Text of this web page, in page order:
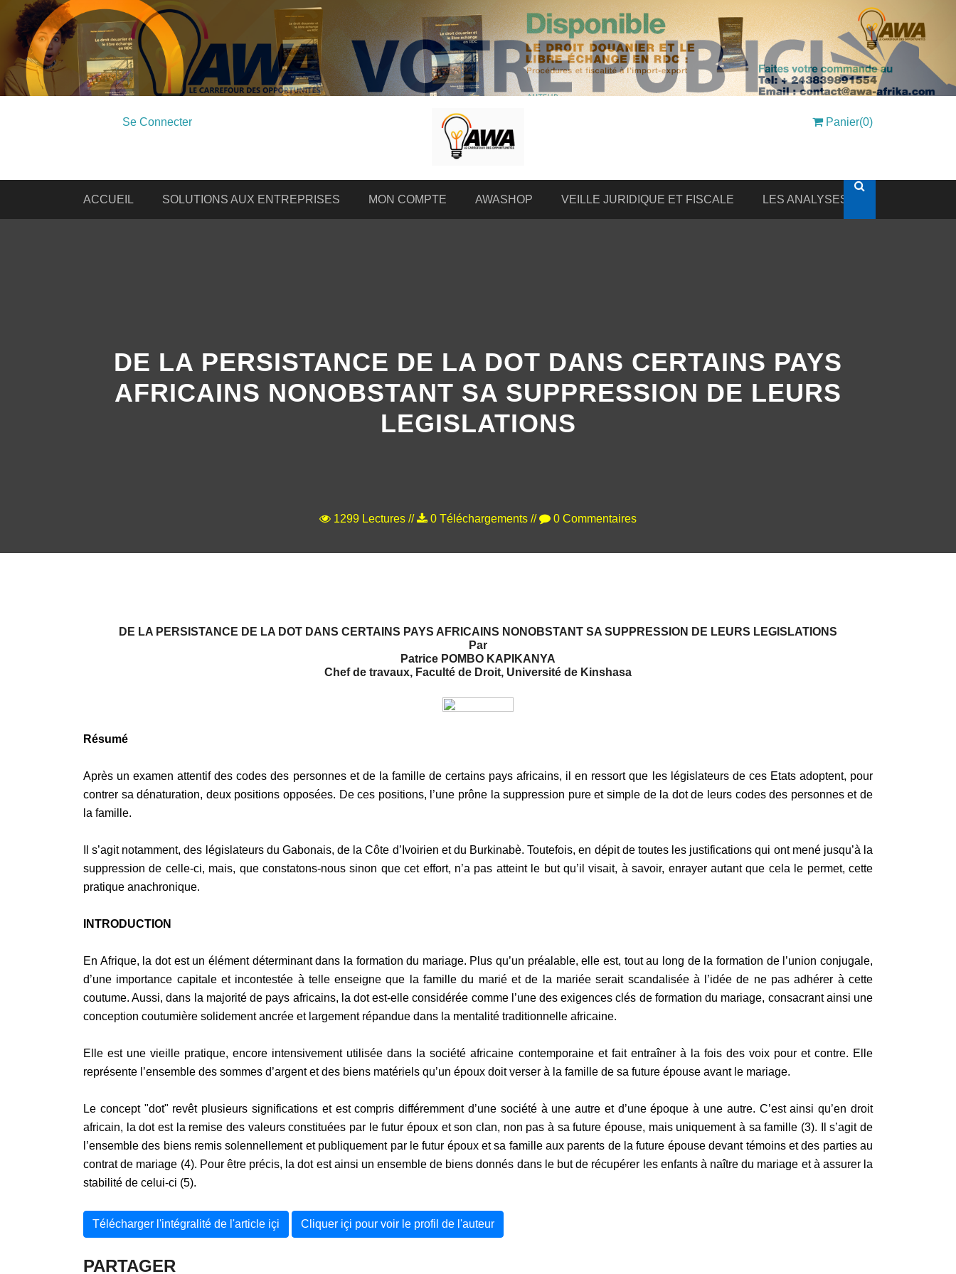
Se Connecter Panier(0)
ACCUEIL SOLUTIONS AUX ENTREPRISES MON COMPTE AWASHOP VEILLE JURIDIQUE ET FISCALE LES ANALYSES
DE LA PERSISTANCE DE LA DOT DANS CERTAINS PAYS
AFRICAINS NONOBSTANT SA SUPPRESSION DE LEURS
LEGISLATIONS
1299 Lectures // 0 Téléchargements // 0 Commentaires
DE LA PERSISTANCE DE LA DOT DANS CERTAINS PAYS AFRICAINS NONOBSTANT SA SUPPRESSION DE LEURS LEGISLATIONS
Par
Patrice POMBO KAPIKANYA
Chef de travaux, Faculté de Droit, Université de Kinshasa
Résumé
Après un examen attentif des codes des personnes et de la famille de certains pays africains, il en ressort que les législateurs de ces Etats adoptent, pour
contrer sa dénaturation, deux positions opposées. Deces positions, l’une prône la suppression pure et simple de la dot de leurs codes des personnes et de
la famille.
Il s’agit notamment, des législateurs du Gabonais, de la Côte d’Ivoirien et du Burkinabè. Toutefois, en dépit de toutes les justifications qui ont mené jusqu’à la
suppression de celle-ci, mais, que constatons-nous sinon que cet effort, n’a pas atteint le but qu’il visait, à savoir, enrayer autant que cela le permet, cette
pratique anachronique.
INTRODUCTION
En Afrique, la dot est un élément déterminant dans la formation du mariage. Plus qu’un préalable, elle est, tout au long de la formation de l’union conjugale,
d’une importance capitale et incontestée à telle enseigne que la famille du marié et de la mariée serait scandalisée à l’idée de ne pas adhérer à cette
coutume. Aussi, dans la majorité de pays africains, la dot est-elle considérée comme l’une des exigences clés de formation du mariage, consacrant ainsi une
conception coutumière solidement ancrée et largement répandue dans la mentalité traditionnelle africaine.
Elle est une vieille pratique, encore intensivement utilisée dans la société africaine contemporaine et fait entraîner à la fois des voix pour et contre. Elle
représente l’ensemble des sommes d’argent et des biens matériels qu’un époux doit verser à la famille de sa future épouse avant le mariage.
Le concept "dot" revêt plusieurs significations et est compris différemment d’une société à une autre et d’une époque à une autre. C’est ainsi qu’en droit
africain, la dot est la remise des valeurs constituées par le futur époux et son clan, non pas à sa future épouse, mais uniquement à sa famille (3). Il s’agit de
l’ensemble des biens remis solennellement et publiquement par le futur époux et sa famille aux parents de la future épouse devant témoins et des parties au
contrat de mariage (4). Pour être précis, la dot est ainsi un ensemble de biens donnés dans le but de récupérer les enfants à naître du mariage et à assurer la
stabilité de celui-ci (5).
Télécharger l'intégralité de l'article içi Cliquer içi pour voir le profil de l'auteur
PARTAGER